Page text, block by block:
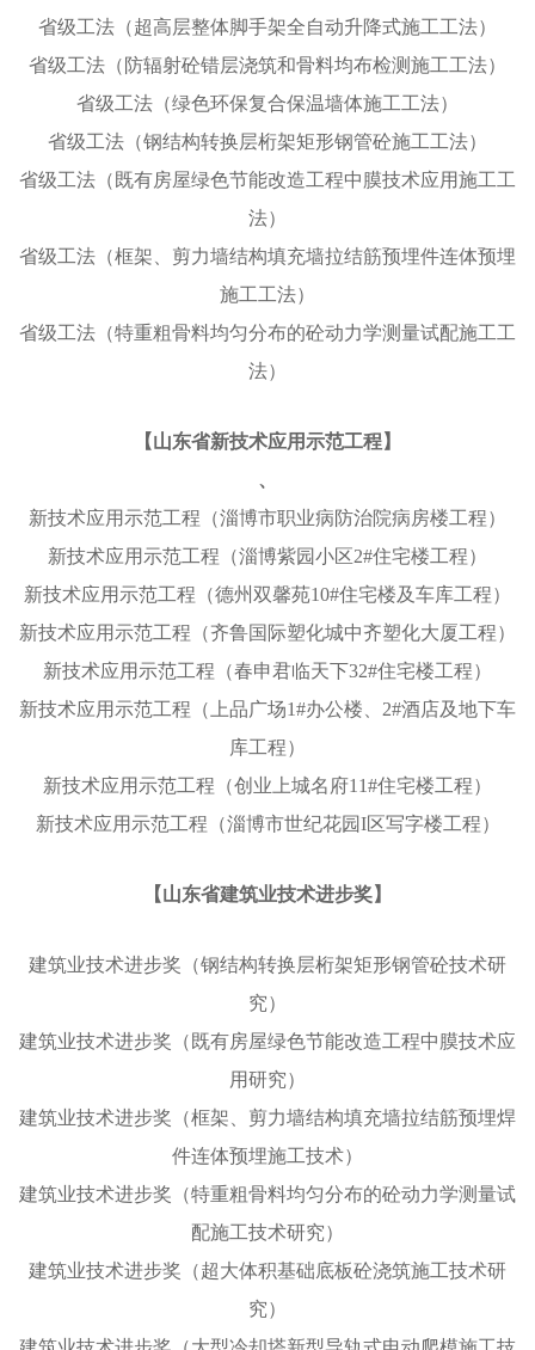
省级工法（超高层整体脚手架全自动升降式施工工法）
省级工法（防辐射砼错层浇筑和骨料均布检测施工工法）
省级工法（绿色环保复合保温墙体施工工法）
省级工法（钢结构转换层桁架矩形钢管砼施工工法）
省级工法（既有房屋绿色节能改造工程中膜技术应用施工工
法）
省级工法（框架、剪力墙结构填充墙拉结筋预埋件连体预埋
施工工法）
省级工法（特重粗骨料均匀分布的砼动力学测量试配施工工
法）
【山东省新技术应用示范工程】
、
新技术应用示范工程（淄博市职业病防治院病房楼工程）
新技术应用示范工程（淄博紫园小区2#住宅楼工程）
新技术应用示范工程（德州双馨苑10#住宅楼及车库工程）
新技术应用示范工程（齐鲁国际塑化城中齐塑化大厦工程）
新技术应用示范工程（春申君临天下32#住宅楼工程）
新技术应用示范工程（上品广场1#办公楼、2#酒店及地下车
库工程）
新技术应用示范工程（创业上城名府11#住宅楼工程）
新技术应用示范工程（淄博市世纪花园I区写字楼工程）
【山东省建筑业技术进步奖】
建筑业技术进步奖（钢结构转换层桁架矩形钢管砼技术研
究）
建筑业技术进步奖（既有房屋绿色节能改造工程中膜技术应
用研究）
建筑业技术进步奖（框架、剪力墙结构填充墙拉结筋预埋焊
件连体预埋施工技术）
建筑业技术进步奖（特重粗骨料均匀分布的砼动力学测量试
配施工技术研究）
建筑业技术进步奖（超大体积基础底板砼浇筑施工技术研
究）